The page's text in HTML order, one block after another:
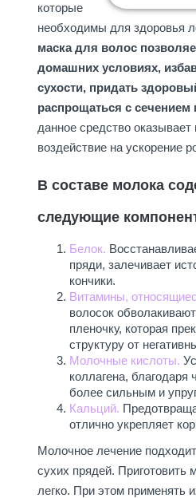
которые
необходимы для здоровья
маска для волос
домашних условиях,
сухости, придать
распрощаться с
данное средство
воздействие на ускорение
В составе молока
следующие
Белок.
пряди, залечивает
кончики.
Витамины,
волосок
пленочку, которая
структуру от
Молочные кислоты.
коллагена, благодаря
более сильным и
Кальций.
отлично укрепляет
Молочное лечение
сухих прядей. Приготовить
легко. При этом применять